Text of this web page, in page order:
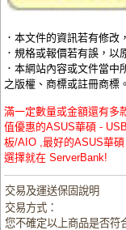
．本文件的資訊若有修改
．規格或報價若有誤，以
．本網站內容或文件當
之版權、商標或註冊商標。
滿一定數量或金額還有多
值優惠的ASUS華碩 -
板/AIO ,最好的ASUS華
選擇就在 ServerBank!
交易及運送保固說明
交易方式：
您不確定以上商品是否符